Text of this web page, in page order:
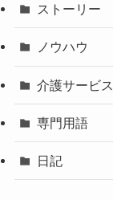
ストーリー
ノウハウ
介護サービス
専門用語
日記